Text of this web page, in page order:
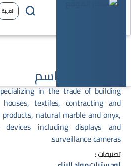
العربية
مجموعة القاسم
in the trade of building
textiles, contracting and
natural marble and onyx,
including displays and
surveillance cameras.
تصنيفات :